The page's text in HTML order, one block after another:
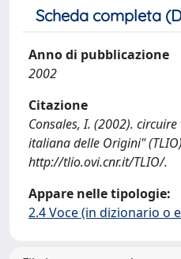
Scheda completa
Anno di pubblicazione
2002
Citazione
Consales, I. (2002).
italiana delle Origini"
http://tlio.ovi.cnr.it/TLIO/.
Appare nelle tipologie:
2.4 Voce (in dizionario o